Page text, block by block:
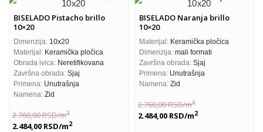
BISELADO Pistacho brillo
10×20
Dimenzija: 10x20
Materijal: Keramička pločica
Obrada ivica: Neretifikovana
Završna obrada: Sjaj
Primena: Unutrašnja
Namena: Zid
2.760,00RSD/m2
2.484,00 RSD/m2
BISELADO Naranja brillo
10×20
Materijal: Keramička pločica
Dimenzija: mali formati
Završna obrada: Sjaj
Primena: Unutrašnja
Namena: Zid
2.760,00RSD/m2
2.484,00 RSD/m2